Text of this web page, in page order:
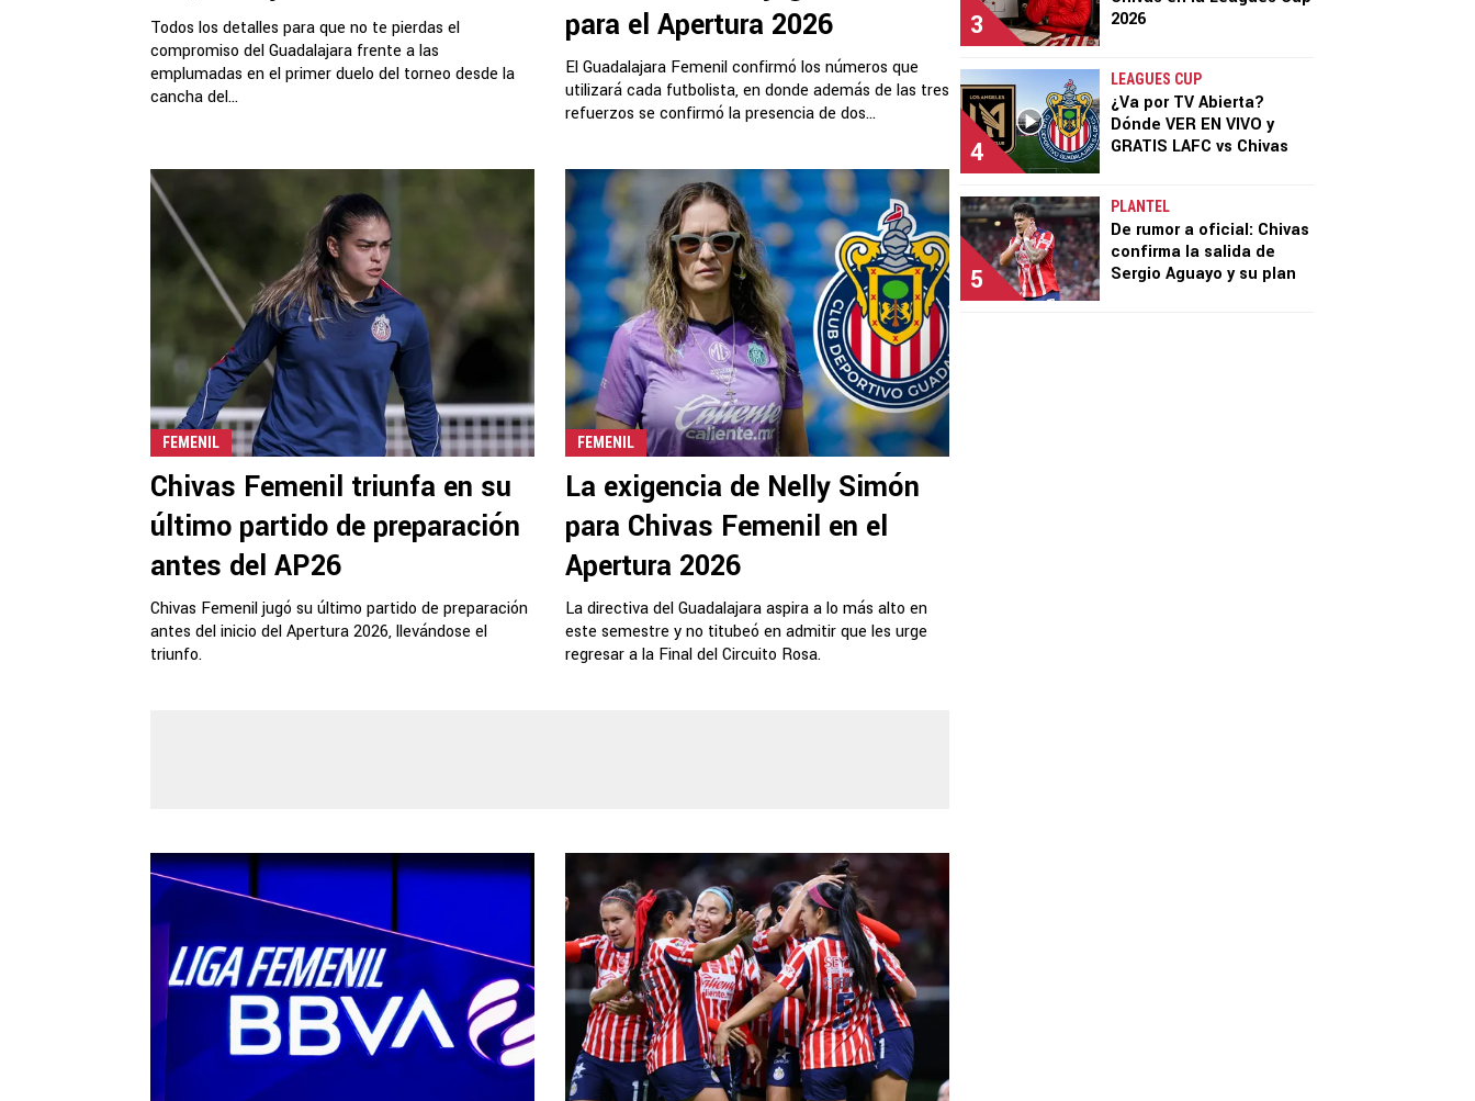
Todos los detalles para que no te pierdas el
compromiso del Guadalajara frente a las
emplumadas en el primer duelo del torneo desde la
cancha del...
para el Apertura 2026
El Guadalajara Femenil confirmó los números que
utilizará cada futbolista, en donde además de las tres
refuerzos se confirmó la presencia de dos...
FEMENIL
Chivas Femenil triunfa en su
último partido de preparación
antes del AP26
Chivas Femenil jugó su último partido de preparación
antes del inicio del Apertura 2026, llevándose el
triunfo.
FEMENIL
La exigencia de Nelly Simón
para Chivas Femenil en el
Apertura 2026
La directiva del Guadalajara aspira a lo más alto en
este semestre y no titubeó en admitir que les urge
regresar a la Final del Circuito Rosa.
3
2026
4
LEAGUES CUP
¿Va por TV Abierta?
Dónde VER EN VIVO y
GRATIS LAFC vs Chivas
5
PLANTEL
De rumor a oficial: Chivas
confirma la salida de
Sergio Aguayo y su plan